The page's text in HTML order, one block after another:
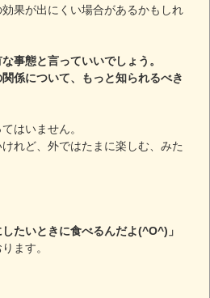
果が出にくい場合があるかもしれ
事態と言っていいでしょう。
係について、もっと知られるべき
はいません。
れど、外ではたまに楽しむ、みた
たいときに食べるんだよ(^O^)」
ます。